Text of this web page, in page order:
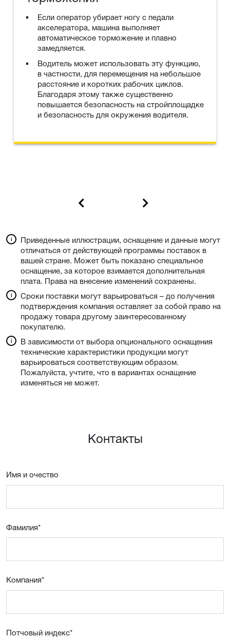
Если оператор убирает ногу с педали
акселератора, машина выполняет
автоматическое торможение и плавно
замедляется.
Водитель может использовать эту функцию,
в частности, для перемещения на небольшое
расстояние и коротких рабочих циклов.
Благодаря этому также существенно
повышается безопасность на стройплощадке
и безопасность для окружения водителя.
Приведенные иллюстрации, оснащение и данные могут
отличаться от действующей программы поставок в
вашей стране. Может быть показано специальное
оснащение, за которое взимается дополнительная
плата. Права на внесение изменений сохранены.
Сроки поставки могут варьироваться – до получения
подтверждения компания оставляет за собой право на
продажу товара другому заинтересованному
покупателю.
В зависимости от выбора опционального оснащения
технические характеристики продукции могут
варьироваться соответствующим образом.
Пожалуйста, учтите, что в вариантах оснащение
изменяться не может.
Контакты
Имя и очествo
Фамилия*
Компания*
Потчовый индекс*